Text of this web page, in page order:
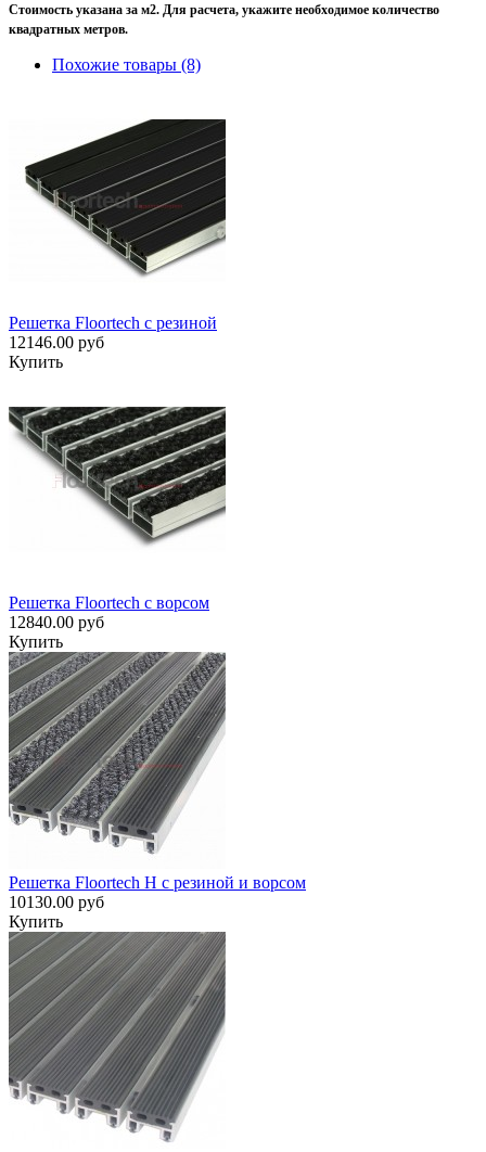
Стоимость указана за м2. Для расчета, укажите необходимое количество
квадратных метров.
Похожие товары (8)
Решетка Floortech с резиной
12146.00 руб
Купить
Решетка Floortech с ворсом
12840.00 руб
Купить
Решетка Floortech H с резиной и ворсом
10130.00 руб
Купить